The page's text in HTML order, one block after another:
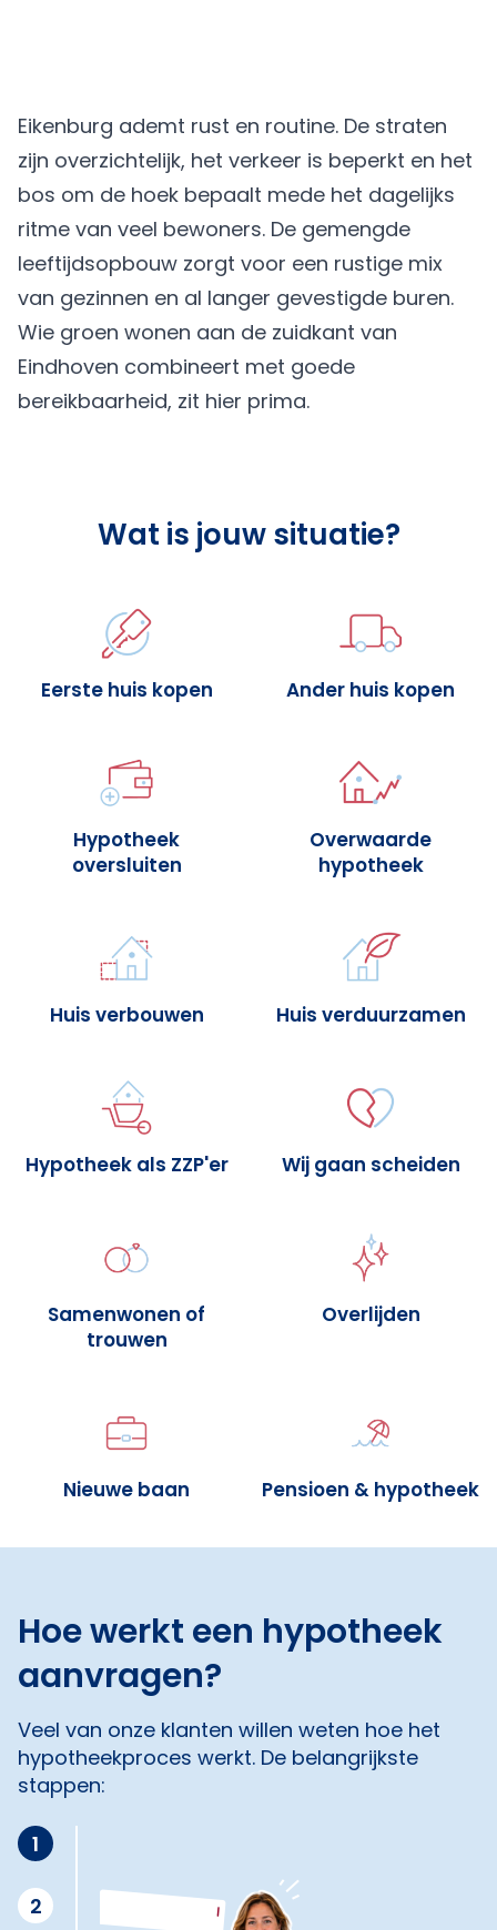
Eikenburg ademt rust en routine. De straten
zijn overzichtelijk, het verkeer is beperkt en het
bos om de hoek bepaalt mede het dagelijks
ritme van veel bewoners. De gemengde
leeftijdsopbouw zorgt voor een rustige mix
van gezinnen en al langer gevestigde buren.
Wie groen wonen aan de zuidkant van
Eindhoven combineert met goede
bereikbaarheid, zit hier prima.
Wat is jouw situatie?
Eerste huis kopen Ander huis kopen
Hypotheek
oversluiten
Overwaarde
hypotheek
Huis verbouwen Huis verduurzamen
Hypotheek als ZZP'er Wij gaan scheiden
Samenwonen of
trouwen
Overlijden
Nieuwe baan Pensioen & hypotheek
Hoe werkt een hypotheek
aanvragen?
Veel van onze klanten willen weten hoe het
hypotheekproces werkt. De belangrijkste
stappen:
1
2